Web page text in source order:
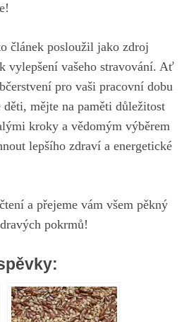
článek posloužil jako zdroj
vylepšení vašeho stravování. Ať
pro vaši pracovní dobu
děti, mějte na paměti důležitost
kroky a vědomým výběrem
lepšího zdraví a energetické
a přejeme vám všem pěkný
pokrmů!